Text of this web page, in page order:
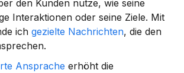
den Kunden nutze, wie seine
Interaktionen oder seine Ziele. Mit
ich gezielte Nachrichten, die den
Ansprache erhöht die